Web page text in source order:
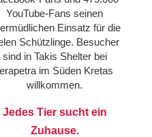
YouTube-Fans seinen
Einsatz für die
Schützlinge. Besucher
sind in Takis Shelter bei
im Süden Kretas
willkommen.
Jedes Tier sucht ein
Zuhause.